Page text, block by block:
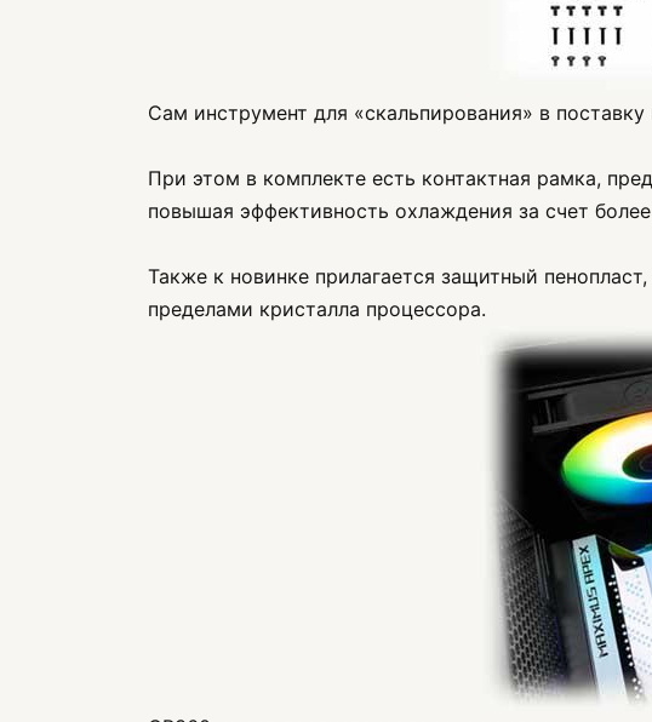
Сам инструмент для «скальпирования» в
При этом в комплекте есть контактная рамка,
повышая эффективность охлаждения за счет
Также к новинке прилагается защитный
пределами кристалла процессора.